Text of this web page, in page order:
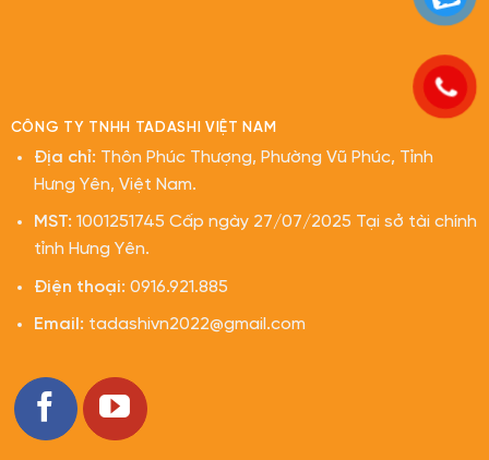
CÔNG TY TNHH TADASHI VIỆT NAM
Địa chỉ: Thôn Phúc Thượng, Phường Vũ Phúc, Tỉnh
Hưng Yên, Việt Nam.
MST: 1001251745 Cấp ngày 27/07/2025 Tại sở tài chính
tỉnh Hưng Yên.
Điện thoại: 0916.921.885
Email: tadashivn2022@gmail.com